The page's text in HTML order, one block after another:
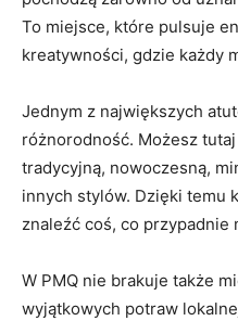
To miejsce, które pulsuje
kreatywności, gdzie każdy
Jednym z największych
różnorodność. Możesz
tradycyjną, ​nowoczesną,
innych stylów. ‍Dzięki temu
znaleźć coś, co przypadnie
W​ PMQ nie ​brakuje także
wyjątkowych potraw